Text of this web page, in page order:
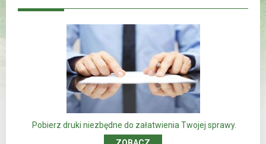
Pobierz druki niezbędne do załatwienia Twojej sprawy.